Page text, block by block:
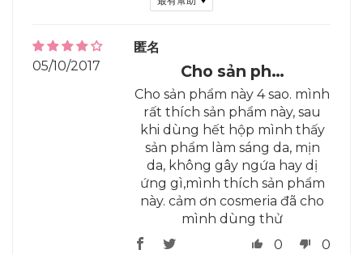
05/10/2017
匿名
Cho sản ph…
Cho sản phẩm này 4 sao. mình
rất thích sản phẩm này, sau
khi dùng hết hộp mình thấy
sản phẩm làm sáng da, mịn
da, không gây ngứa hay dị
ứng gì,mình thích sản phẩm
này. cảm ơn cosmeria đã cho
mình dùng thử
0
0